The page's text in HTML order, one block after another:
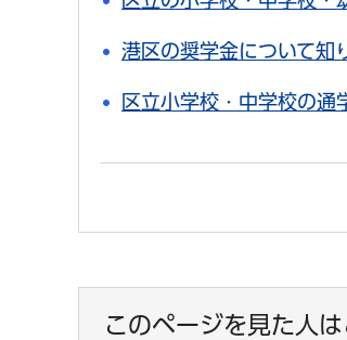
港区の奨学金について知
区立小学校・中学校の通
このページを見た人